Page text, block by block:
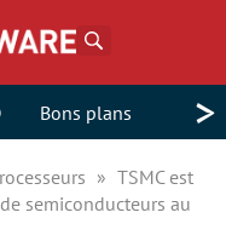
Bons plans >
TSMC est
semiconducteurs au